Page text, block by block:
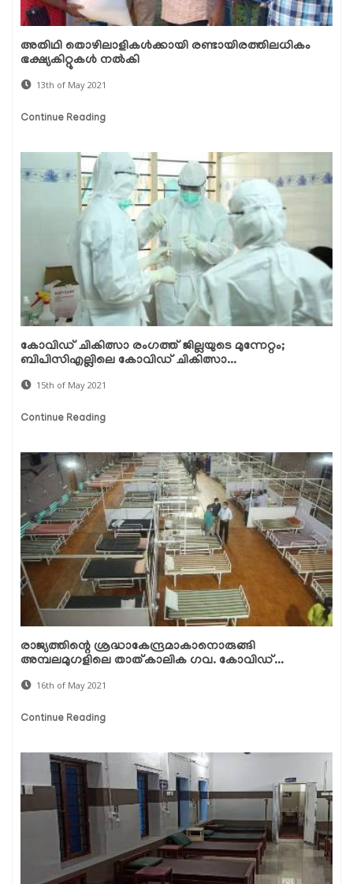
അതിഥി തൊഴിലാളികൾക്കായി രണ്ടായിരത്തിലധികം
ഭക്ഷ്യകിറ്റുകൾ നൽകി
13th of May 2021
Continue Reading
കോവിഡ് ചികിത്സാ രംഗത്ത് ജില്ലയുടെ മുന്നേറ്റം;
ബിപിസിഎല്ലിലെ കോവിഡ് ചികിത്സാ...
15th of May 2021
Continue Reading
രാജ്യത്തിന്റെ ശ്രദ്ധാകേന്ദ്രമാകാനൊരുങ്ങി
അമ്പലമുഗളിലെ താത്കാലിക ഗവ. കോവിഡ്...
16th of May 2021
Continue Reading